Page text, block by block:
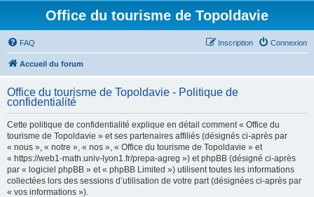
Office du tourisme de Topoldavie
FAQ Connexion
Inscription
Accueil du forum
Office du tourisme de Topoldavie - Politique de
confidentialité
Cette politique de confidentialité explique en détail comment « Office du
tourisme de Topoldavie » et ses partenaires affiliés (désignés ci-après par
« nous », « notre », « nos », « Office du tourisme de Topoldavie » et
« https://web1-math.univ-lyon1.fr/prepa-agreg ») et phpBB (désigné ci-après
par « logiciel phpBB » et « phpBB Limited ») utilisent toutes les informations
collectées lors des sessions d’utilisation de votre part (désignées ci-après par
« vos informations »).